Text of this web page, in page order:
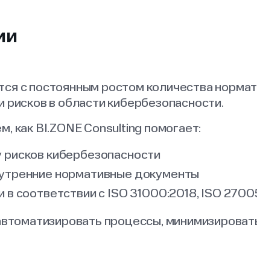
с постоянным ростом количества
рисков в области кибербезопасности.
как BI.ZONE Consulting помогает:
кибербезопасности
нормативные документы
в соответствии с ISO 31000:2018, ISO
процессы,